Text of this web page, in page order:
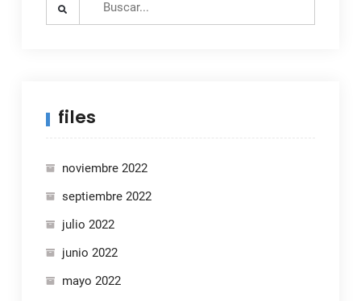
files
noviembre 2022
septiembre 2022
julio 2022
junio 2022
mayo 2022